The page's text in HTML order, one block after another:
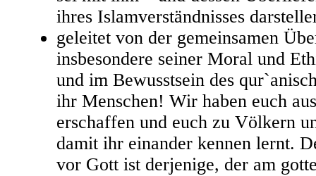
ihres Islamverständnisses
geleitet von der gemeinsamen
insbesondere seiner Moral und
und im Bewusstsein des
ihr Menschen! Wir haben euch
erschaffen und euch zu Völkern
damit ihr einander kennen lernt.
vor Gott ist derjenige, der am